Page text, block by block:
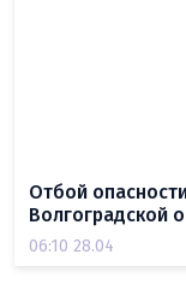
Отбой
Волгоградской
06:10 28.04